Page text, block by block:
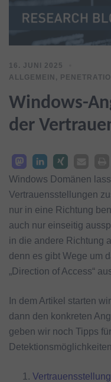
16. JUNI 2025
ALLGEMEIN ,
Windows-
der
Windows Domänen
Vertrauensstellungen
nur in eine Richtung
auch nur einseitig
in die andere Richtung
denn es gibt Wege um
„Direction of Access“
In dem Artikel starten
dann den konkreten
geben wir noch Tipps